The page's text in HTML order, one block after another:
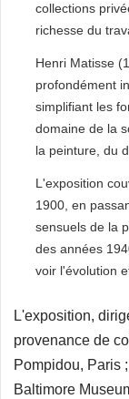
collections
richesse du
Henri Matisse
profondément
simplifiant les
domaine de la
la peinture, du
L'exposition
1900, en
sensuels de la
des années
voir l'évolution
L'exposition,
provenance de
Pompidou, Paris
Baltimore